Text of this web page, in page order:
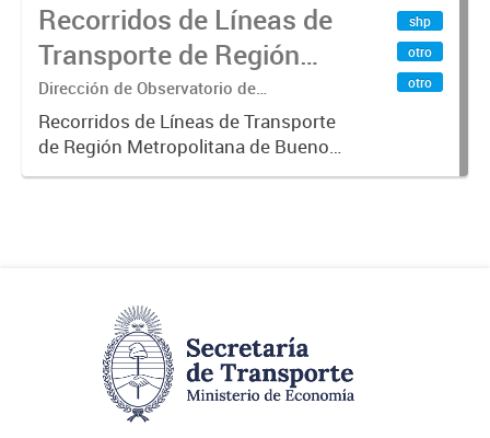
Recorridos de Líneas de
Transporte de Región
Metropolitana de
Buenos Aires (RMBA)
Dirección de Observatorio de
Transporte, Estudio y Sistemas
Recorridos de Líneas de Transporte
de Región Metropolitana de Buenos
Aires (RMBA).-
shp
otro
otro